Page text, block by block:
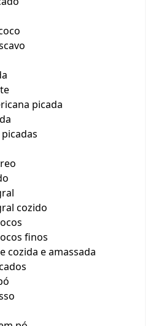
picada
cozido
finos
cozida e amassada